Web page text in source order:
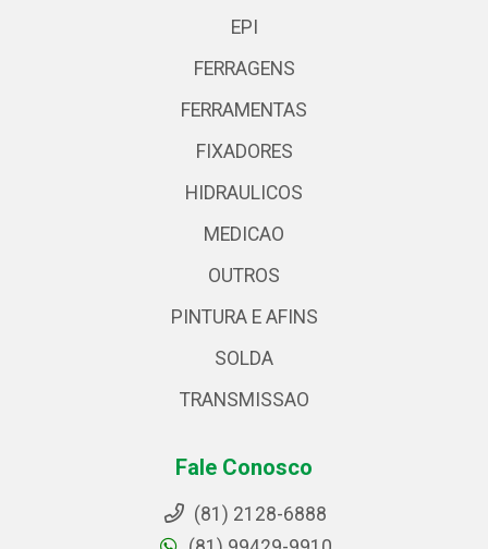
EPI
FERRAGENS
FERRAMENTAS
FIXADORES
HIDRAULICOS
MEDICAO
OUTROS
PINTURA E AFINS
SOLDA
TRANSMISSAO
Fale Conosco
(81) 2128-6888